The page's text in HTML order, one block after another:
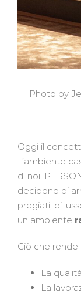
Photo by
Oggi il
L’ambiente
di noi,
decidono di
pregiati, di
un ambiente
Ciò che rende
La
La